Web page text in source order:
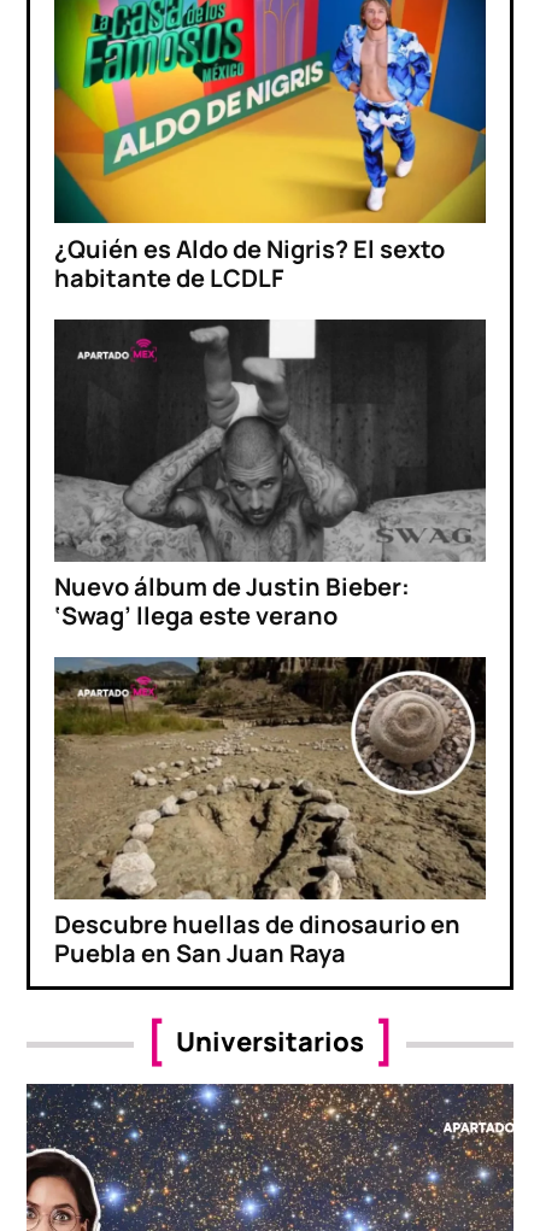
¿Quién es Aldo de Nigris? El sexto
habitante de LCDLF
Nuevo álbum de Justin Bieber:
‘Swag’ llega este verano
Descubre huellas de dinosaurio en
Puebla en San Juan Raya
Universitarios